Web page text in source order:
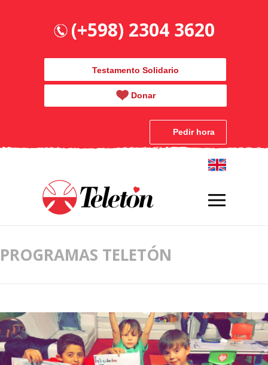
(+598) 2304 3620
Testamento Solidario
Donar
Pedir hora
PROGRAMAS TELETÓN